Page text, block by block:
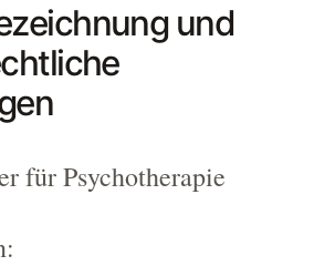
und
für Psychotherapie